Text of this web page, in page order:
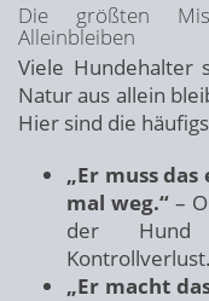
Die größten
Alleinbleiben
Viele Hundehalter
Natur aus allein
Hier sind die
„Er muss
mal weg.“ –
der Hund
Kontrollverlust.
„Er macht